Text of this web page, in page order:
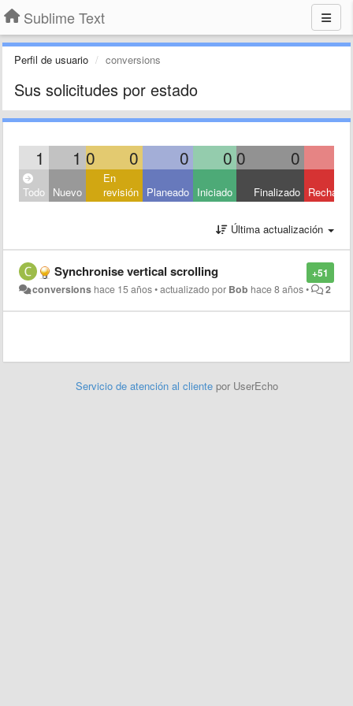
Sublime Text
Perfil de usuario conversions
Sus solicitudes por estado
1 1 0 0 0 0 0 0
Todo Nuevo
En
revisión Planeado Iniciado Finalizado
Última actualización
+51
Synchronise vertical scrolling
conversions hace 15 años•actualizado por Bob hace 8 años• 2
Servicio de atención al cliente por UserEcho